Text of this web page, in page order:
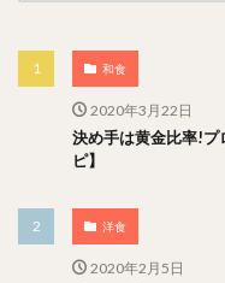
和食
2020年3月22日
決め手は黄金比率!プ
ピ】
洋食
2020年2月5日